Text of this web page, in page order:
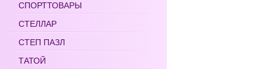
СПОРТТОВАРЫ
СТЕЛЛАР
СТЕП ПАЗЛ
ТАТОЙ